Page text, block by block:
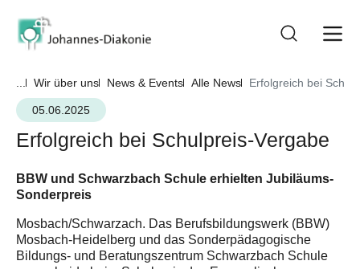
... Wir über uns News & Events Alle News
Erfolgreich bei
05.06.2025
Erfolgreich bei Schulpreis-Vergabe
BBW und Schwarzbach Schule erhielten Jubiläums-
Sonderpreis
Mosbach/Schwarzach. Das Berufsbildungswerk (BBW)
Mosbach-Heidelberg und das Sonderpädagogische
Bildungs- und Beratungszentrum Schwarzbach Schule